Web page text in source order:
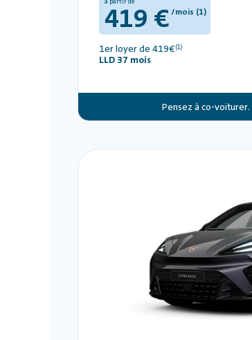
419 €/mois (1)
1er loyer de 419€(1)
LLD 37 mois
Pensez à co-voiturer.